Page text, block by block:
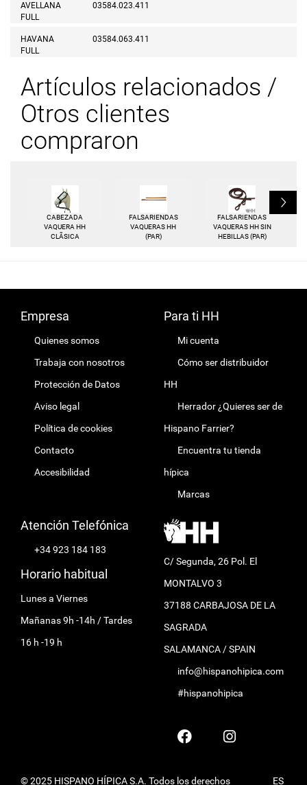
AVELLANA
FULL
03584.023.411
HAVANA
FULL
03584.063.411
Artículos relacionados /
Otros clientes
compraron
CABEZADA
VAQUERA HH
CLÃSICA
FALSARIENDAS
VAQUERAS HH
(PAR)
FALSARIENDAS
VAQUERAS HH SIN
HEBILLAS (PAR)
L
Empresa
Quienes somos
Trabaja con nosotros
Protección de Datos
Aviso legal
Política de cookies
Contacto
Accesibilidad
Para ti HH
Mi cuenta
Cómo ser distribuidor
HH
Herrador ¿Quieres ser de
Hispano Farrier?
Encuentra tu tienda
hípica
Marcas
Atención Telefónica
+34 923 184 183
Horario habitual
Lunes a Viernes
Mañanas 9h -14h / Tardes
16 h -19 h
C/ Segunda, 26 Pol. El
MONTALVO 3
37188 CARBAJOSA DE LA
SAGRADA
SALAMANCA / SPAIN
info@hispanohipica.com
#hispanohipica
© 2025 HISPANO HÍPICA S.A. Todos los derechos ES